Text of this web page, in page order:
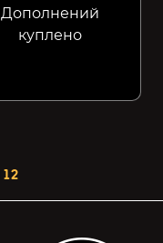
Дополнений
куплено
12